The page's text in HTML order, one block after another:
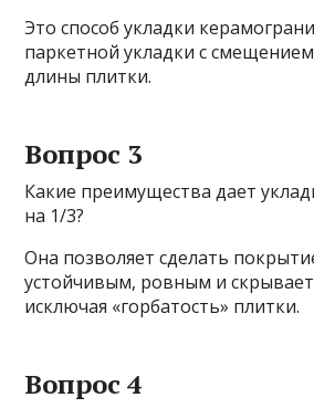
Это способ укладки
паркетной укладки с
длины плитки.
Вопрос 3
Какие преимущества дает
на 1/3?
Она позволяет сделать
устойчивым, ровным и
исключая «горбатость» плитки.
Вопрос 4